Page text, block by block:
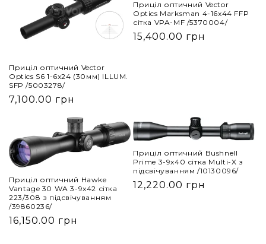
Приціл оптичний Vector
Optics S6 1-6x24 (30мм) ILLUM.
SFP /5003278/
7,100.00 грн
Приціл оптичний Vector
Optics Marksman 4-16x44 FFP
сітка VPA-MF /5370004/
15,400.00 грн
Приціл оптичний Hawke
Vantage 30 WA 3-9x42 сітка
223/308 з підсвічуванням
/39860236/
16,150.00 грн
Приціл оптичний Bushnell
Prime 3-9x40 сітка Multi-X з
підсвічуванням /10130096/
12,220.00 грн